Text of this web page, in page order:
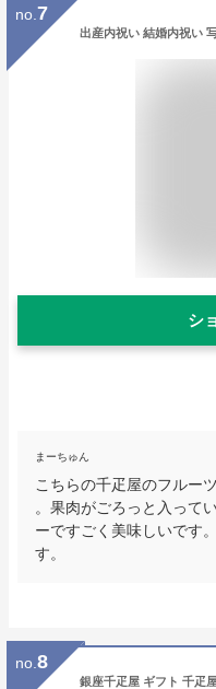
no. 7
シ
まーちゅん
こちらの千疋屋のフルー
。果肉がごろっと入って
ーですごく美味しいです
す。
no. 8